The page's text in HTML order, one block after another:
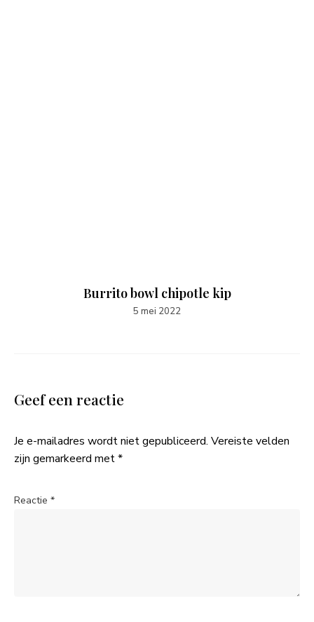
Burrito bowl chipotle kip
5 mei 2022
Geef een reactie
Je e-mailadres wordt niet gepubliceerd. Vereiste velden
zijn gemarkeerd met*
Reactie *